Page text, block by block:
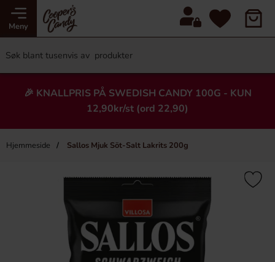
Meny
🎉 KNALLPRIS PÅ SWEDISH CANDY 100G - KUN
12,90kr/st (ord 22,90)
Hjemmeside Sallos Mjuk Söt-Salt Lakrits 200g
Heading
×